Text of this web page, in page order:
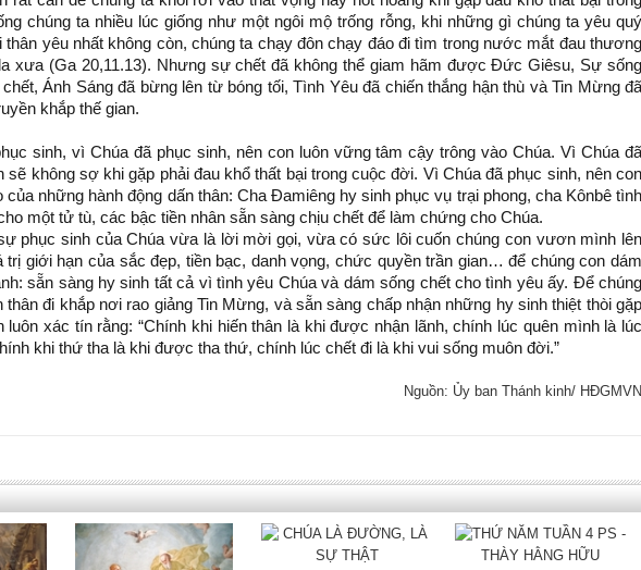
chúng ta nhiều lúc giống như một ngôi mộ trống rỗng, khi những gì chúng ta yêu quý
thân yêu nhất không còn, chúng ta chạy đôn chạy đáo đi tìm trong nước mắt đau thương
xưa (Ga 20,11.13). Nhưng sự chết đã không thể giam hãm được Đức Giêsu, Sự sống
Ánh Sáng đã bừng lên từ bóng tối, Tình Yêu đã chiến thắng hận thù và Tin Mừng đã
khắp thế gian.
sinh, vì Chúa đã phục sinh, nên con luôn vững tâm cậy trông vào Chúa. Vì Chúa đã
sẽ không sợ khi gặp phải đau khổ thất bại trong cuộc đời. Vì Chúa đã phục sinh, nên con
những hành động dấn thân: Cha Đamiêng hy sinh phục vụ trại phong, cha Kônbê tình
một tử tù, các bậc tiền nhân sẵn sàng chịu chết để làm chứng cho Chúa.
phục sinh của Chúa vừa là lời mời gọi, vừa có sức lôi cuốn chúng con vươn mình lên
trị giới hạn của sắc đẹp, tiền bạc, danh vọng, chức quyền trần gian… để chúng con dám
sẵn sàng hy sinh tất cả vì tình yêu Chúa và dám sống chết cho tình yêu ấy. Để chúng
thân đi khắp nơi rao giảng Tin Mừng, và sẵn sàng chấp nhận những hy sinh thiệt thòi gặp
luôn xác tín rằng: “Chính khi hiến thân là khi được nhận lãnh, chính lúc quên mình là lúc
khi thứ tha là khi được tha thứ, chính lúc chết đi là khi vui sống muôn đời.”
Nguồn: Ủy ban Thánh kinh/ HĐGMVN